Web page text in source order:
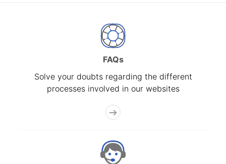
FAQs
Solve your doubts regarding the different
processes involved in our websites